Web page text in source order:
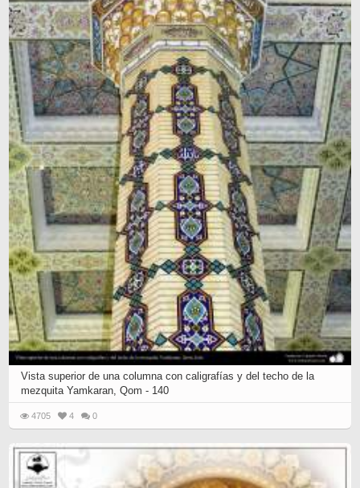
Vista superior de una columna con caligrafías y del techo de la
mezquita Yamkaran, Qom - 140
4705 4 0